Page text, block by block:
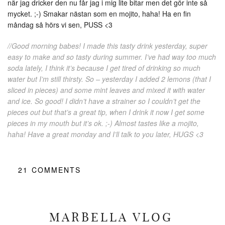
när jag dricker den nu får jag i mig lite bitar men det gör inte så
mycket. ;-) Smakar nästan som en mojito, haha! Ha en fin
måndag så hörs vi sen, PUSS <3
//Good morning babes! I made this tasty drink yesterday, super
easy to make and so tasty during summer. I’ve had way too much
soda lately, I think it’s because I get tired of drinking so much
water but I’m still thirsty. So – yesterday I added 2 lemons (that I
sliced in pieces) and some mint leaves and mixed it with water
and ice. So good! I didn’t have a strainer so I couldn’t get the
pieces out but that’s a great tip, when I drink it now I get some
pieces in my mouth but it’s ok. ;-) Almost tastes like a mojito,
haha! Have a great monday and I’ll talk to you later, HUGS <3
21 COMMENTS
MARBELLA VLOG